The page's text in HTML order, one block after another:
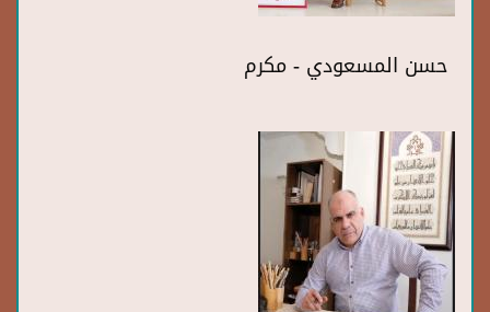
حسن المسعودي - مكرم